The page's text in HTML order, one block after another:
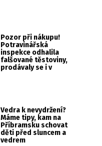
Pozor při nákupu!
Potravinářská
inspekce odhalila
falšované těstoviny,
prodávaly se i v
Vedra k nevydržení?
Máme tipy, kam na
Příbramsku schovat
děti před sluncem a
vedrem